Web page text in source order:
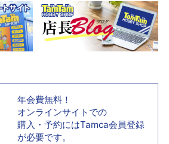
年会費無料！
オンラインサイトでの
購入・予約にはTamca会員登録
が必要です。